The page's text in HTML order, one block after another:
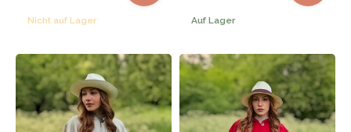
Nicht auf Lager Auf Lager